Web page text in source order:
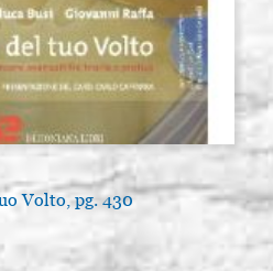
Volto, pg. 430